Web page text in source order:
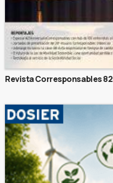
Revista Corresponsables 82